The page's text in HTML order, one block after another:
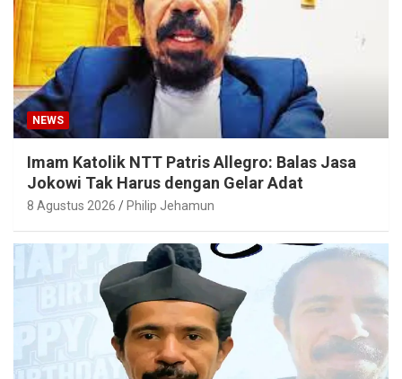
NEWS
Imam Katolik NTT Patris Allegro: Balas Jasa
Jokowi Tak Harus dengan Gelar Adat
8 Agustus 2026 Philip Jehamun